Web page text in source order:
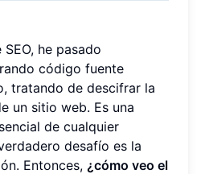
he pasado
código fuente
tratando de descifrar la
un sitio web. Es una
de cualquier
desafío es la
Entonces, ¿cómo veo el